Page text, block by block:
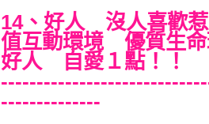
14、好人 沒人喜歡
值互動環境 優質生
好人 自愛１點！！
--------------